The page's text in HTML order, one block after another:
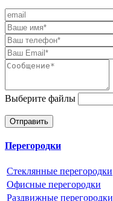
Выберите файлы
Отправить
Перегородки
Стеклянные перегородки
Офисные перегородки
Раздвижные перегородки